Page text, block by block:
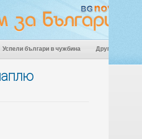
Успели българи в чужбина Други